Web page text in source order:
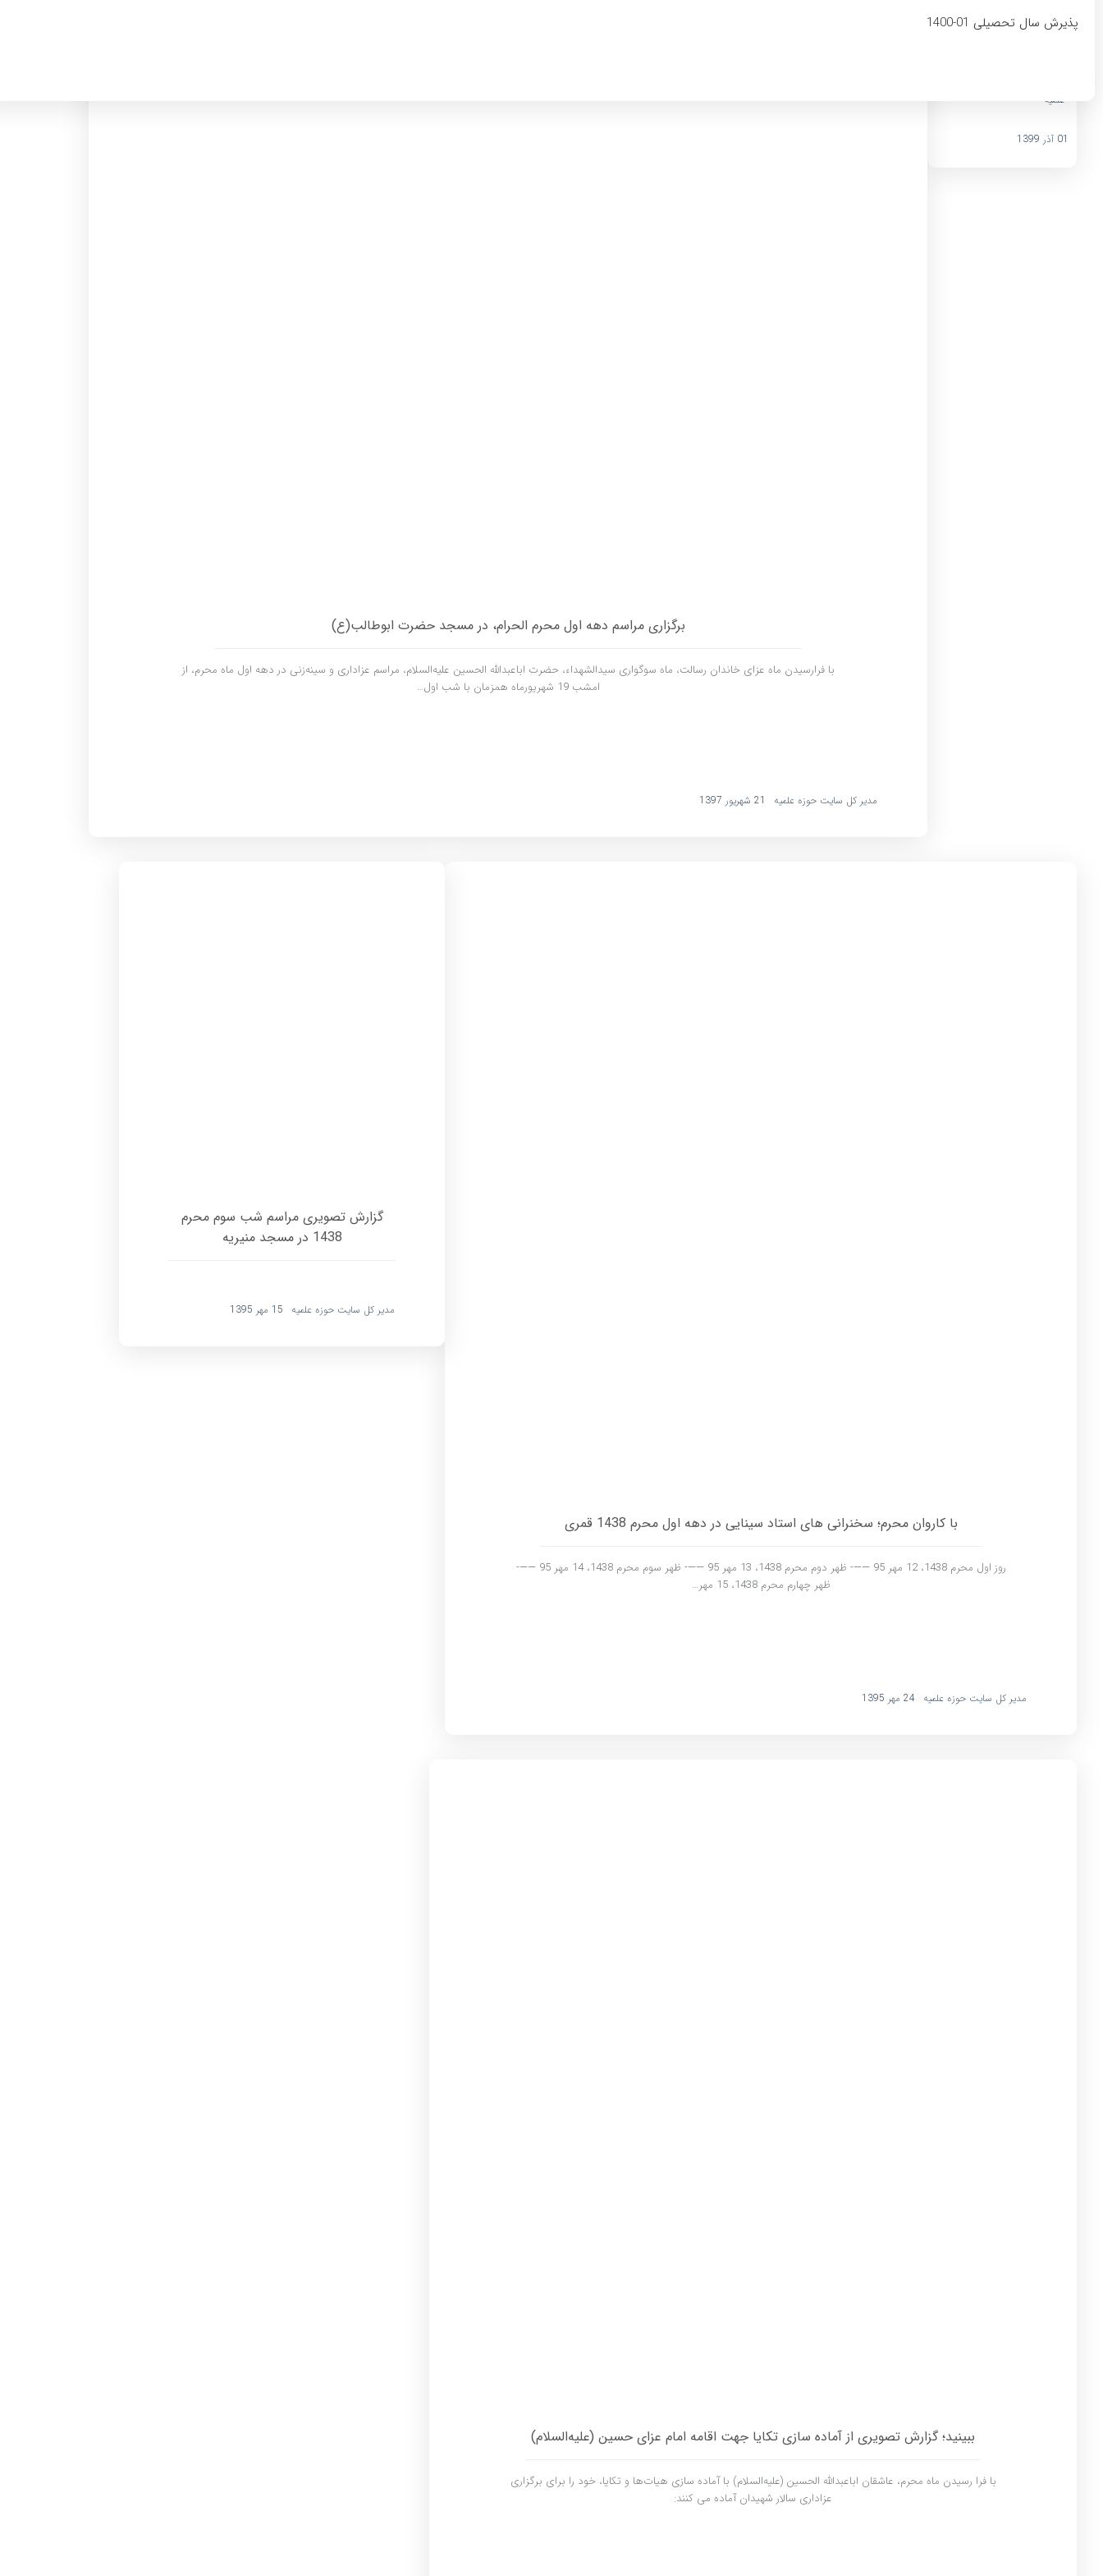
پذیرش سال تحصیلی 01-1400
علمیه
01 آذر 1399
برگزاری مراسم دهه اول محرم الحرام، در مسجد حضرت ابوطالب(ع)
با فرارسیدن ماه عزای خاندان رسالت، ماه سوگواری سیدالشهداء، حضرت اباعبدالله الحسین علیه‌السلام، مراسم عزاداری و سینه‌زنی در دهه اول ماه محرم، از
امشب 19 شهریورماه همزمان با شب اول…
مدیر کل سایت حوزه علمیه 21 شهریور 1397
با کاروان محرم؛ سخنرانی های استاد سینایی در دهه اول محرم 1438 قمری
روز اول محرم 1438، 12 مهر 95 ——- ظهر دوم محرم 1438، 13 مهر 95 ——- ظهر سوم محرم 1438، 14 مهر 95 ——-
ظهر چهارم محرم 1438، 15 مهر…
مدیر کل سایت حوزه علمیه 24 مهر 1395
گزارش تصویری مراسم شب سوم محرم
1438 در مسجد منیریه
مدیر کل سایت حوزه علمیه 15 مهر 1395
ببینید؛ گزارش تصویری از آماده سازی تکایا جهت اقامه امام عزای حسین (علیه‌السلام)
با فرا رسیدن ماه محرم، عاشقان اباعبدالله الحسین (علیه‌السلام) با آماده سازی هیات‌ها و تکایا، خود را برای برگزاری
عزاداری سالار شهیدان آماده می کنند: